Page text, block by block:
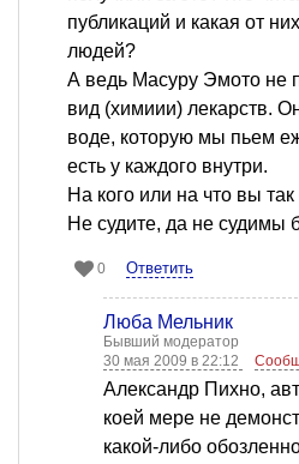
публикаций и какая от
людей?
А ведь Масуру Эмото не
вид (химиии) лекарств.
воде, которую мы пьем
есть у каждого внутри.
На кого или на что вы
Не судите, да не судимы
0 Ответить
Люба Мельник
Бывший модератор
30 мая 2009 в 22:12
Александр Пихно,
коей мере не
какой-либо